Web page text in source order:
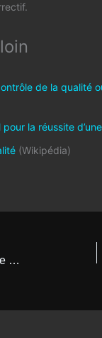
de la qualité
la réussite
(Wikipédia)
Sélection de banques d’images libres de droit